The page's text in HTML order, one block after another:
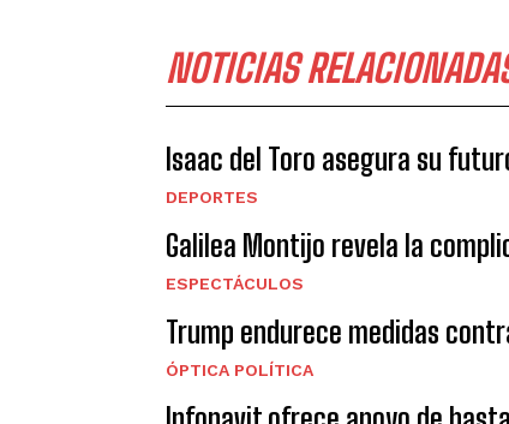
NOTICIAS
Isaac del Toro asegura su
DEPORTES
Galilea Montijo revela la
ESPECTÁCULOS
Trump endurece medidas
ÓPTICA POLÍTICA